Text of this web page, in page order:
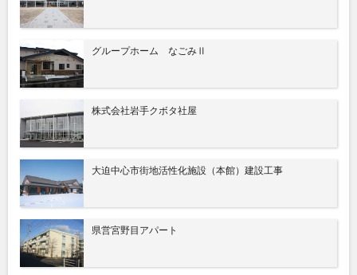
グループホーム なごみⅡ
株式会社岩手クボタ社屋
大迫中心市街地活性化施設（本館）建設工事
県営宮野目アパート